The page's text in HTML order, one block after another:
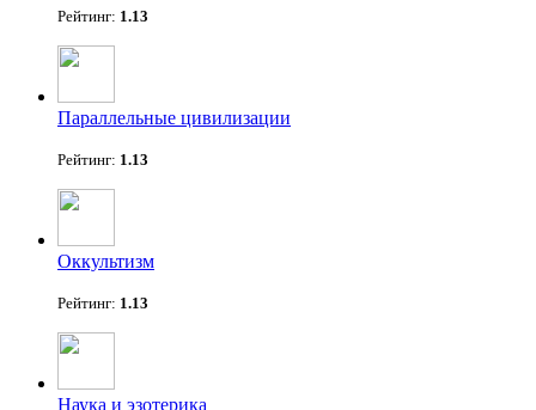
Рейтинг: 1.13
Параллельные цивилизации
Рейтинг: 1.13
Оккультизм
Рейтинг: 1.13
Наука и эзотерика